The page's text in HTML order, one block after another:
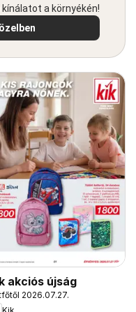
a környékén!
akciós újság
2026.07.27.